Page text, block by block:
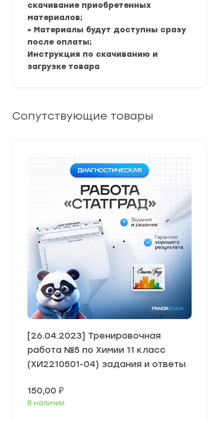
скачивание приобретенных
материалов;
• Материалы будут доступны сразу
после оплаты;
Инструкция по скачиванию и
загрузке товара
Сопутствующие товары
[26.04.2023] Тренировочная
работа №5 по Химии 11 класс
(ХИ2210501-04) задания и ответы
150,00 ₽
В наличии